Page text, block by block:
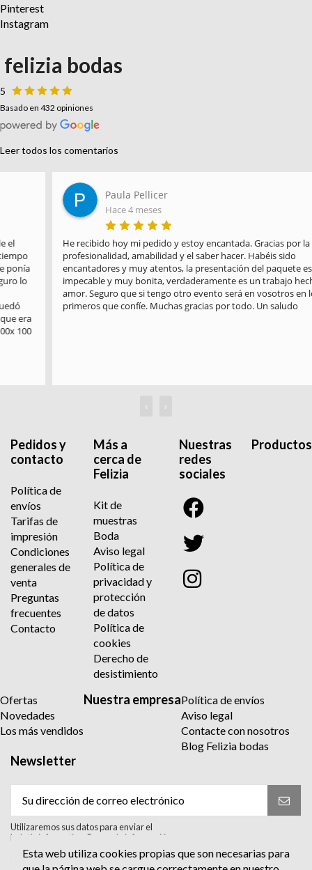
Pinterest
Instagram
felizia bodas
5
Basado en 432 opiniones
Leer todos los comentarios
Paula Pellicer
Hace 4 meses
He recibido hoy mi pedido y estoy encantada. Gracias por la
profesionalidad, amabilidad y el saber hacer. Habéis sido
encantadores y muy atentos, la presentación del paquete es
impecable y muy bonita, verdaderamente es un trabajo hecho con
amor. Seguro que si tengo otro evento será en vosotros en los
primeros que confíe. Muchas gracias por todo. Un saludo
‹ ›
Pedidos y
contacto
Política de
envíos
Tarifas de
impresión
Condiciones
generales de
venta
Preguntas
frecuentes
Contacto
Más a
cerca de
Felizia
Kit de
muestras
Boda
Aviso legal
Política de
privacidad y
protección
de datos
Política de
cookies
Derecho de
desistimiento
Nuestras
redes
sociales
Productos
Ofertas
Novedades
Los más vendidos
Nuestra empresaPolítica de envíos
Aviso legal
Contacte con nosotros
Blog Felizia bodas
Newsletter
Utilizaremos sus datos para enviar el
boletín informativo. Para más información
sobre el tratamiento y sus derechos,
consulte la política de privacidad.
Esta web utiliza cookies propias que son necesarias para